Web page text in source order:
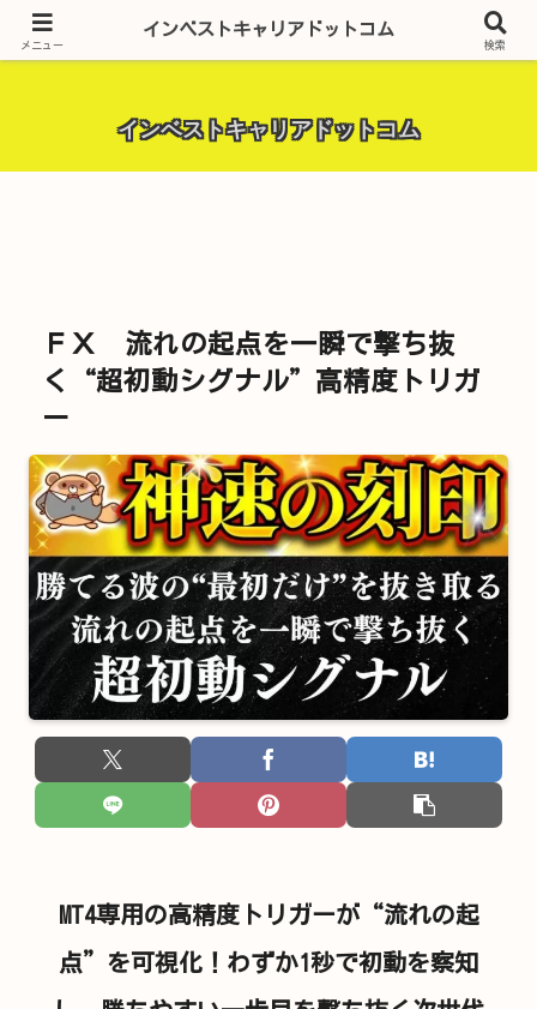
昨今話題の投資全般・金融関連全般・ＦＸトレード全般・生活に役立つ情報・
インベストキャリアドットコム
ＦＸ 流れの起点を一瞬で撃ち抜
く“超初動シグナル”高精度トリガ
ー
MT4専用の高精度トリガーが“流れの起
点”を可視化！わずか1秒で初動を察知
メニュー
インベストキャリアドットコム
検索